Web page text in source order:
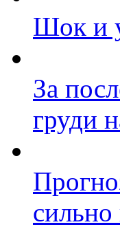
Шок и
За
груди